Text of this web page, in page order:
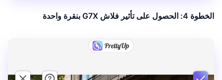
الخطوة 4: الحصول على تأثير فلاش G7X بنقرة واحدة